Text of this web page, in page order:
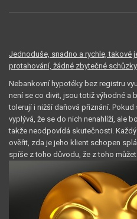
Jednoduše, snadno a rychle, takové
protahování, žádné zbytečné
Nebankovní hypotéky bez registru
není se co divit, jsou totiž výhodné a
tolerují i nižší daňová přiznání.
vyplývá, že se do nich nenahlíží, ale
takže neodpovídá skutečnosti.
ověřit, zda je jeho klient schopen
spíše z toho důvodu, že z toho